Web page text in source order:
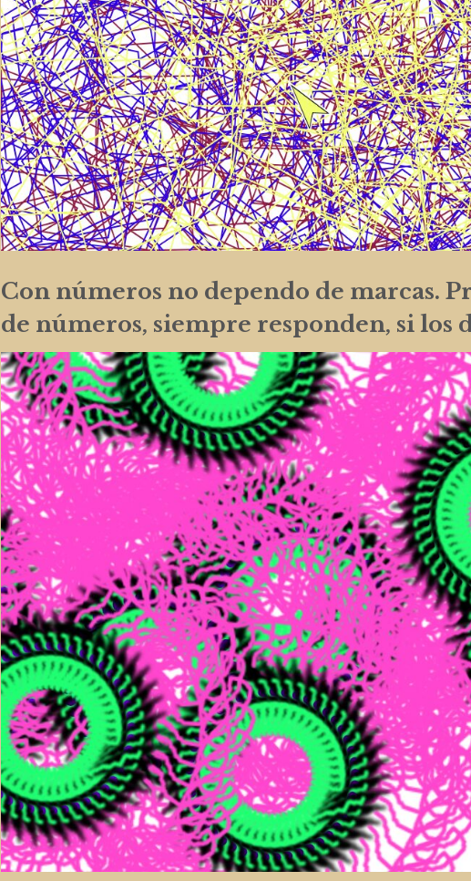
Con números no dependo de marcas.
de números, siempre responden, si los